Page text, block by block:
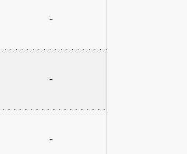
-
-
-